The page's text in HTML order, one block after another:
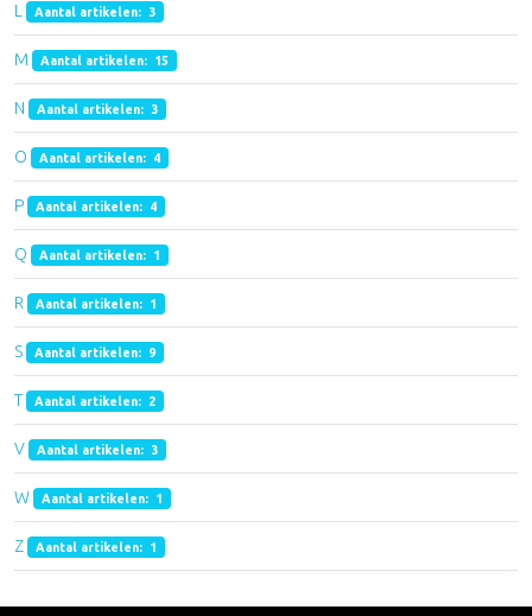
L Aantal artikelen: 3
M Aantal artikelen: 15
N Aantal artikelen: 3
O Aantal artikelen: 4
P Aantal artikelen: 4
Q Aantal artikelen: 1
R Aantal artikelen: 1
S Aantal artikelen: 9
T Aantal artikelen: 2
V Aantal artikelen: 3
W Aantal artikelen: 1
Z Aantal artikelen: 1